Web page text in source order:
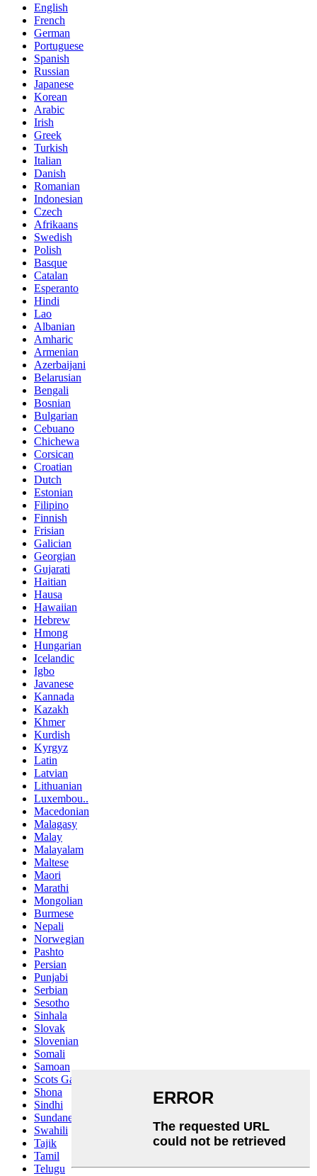
English
French
German
Portuguese
Spanish
Russian
Japanese
Korean
Arabic
Irish
Greek
Turkish
Italian
Danish
Romanian
Indonesian
Czech
Afrikaans
Swedish
Polish
Basque
Catalan
Esperanto
Hindi
Lao
Albanian
Amharic
Armenian
Azerbaijani
Belarusian
Bengali
Bosnian
Bulgarian
Cebuano
Chichewa
Corsican
Croatian
Dutch
Estonian
Filipino
Finnish
Frisian
Galician
Georgian
Gujarati
Haitian
Hausa
Hawaiian
Hebrew
Hmong
Hungarian
Icelandic
Igbo
Javanese
Kannada
Kazakh
Khmer
Kurdish
Kyrgyz
Latin
Latvian
Lithuanian
Luxembou..
Macedonian
Malagasy
Malay
Malayalam
Maltese
Maori
Marathi
Mongolian
Burmese
Nepali
Norwegian
Pashto
Persian
Punjabi
Serbian
Sesotho
Sinhala
Slovak
Slovenian
Somali
Samoan
Scots Gaelic
Shona
Sindhi
Sundanese
Swahili
Tajik
Tamil
Telugu